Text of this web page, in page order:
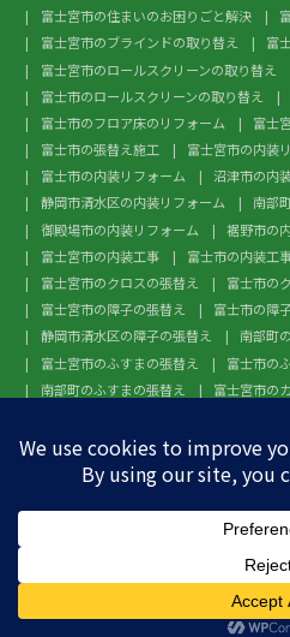
富士宮市の住まいのお困りごと解決
富士宮市のブラインドの取り替え
富
富士宮市のロールスクリーンの取り替え
富士市のロールスクリーンの取り替え
富士市のフロア床のリフォーム
富士
富士市の張替え施工
富士宮市の内装
富士市の内装リフォーム
沼津市の内
静岡市清水区の内装リフォーム
南部
御殿場市の内装リフォーム
裾野市の
富士宮市の内装工事
富士市の内装工
富士宮市のクロスの張替え
富士市の
富士宮市の障子の張替え
富士市の障
静岡市清水区の障子の張替え
南部町
富士宮市のふすまの張替え
富士市の
南部町のふすまの張替え
富士宮市の
富士市のガラスフィルム施工
沼津市
静岡市清水区のガラスフィルム施工
富士宮市のフローリングの張替え
富
 お電話でのお問い合わせ